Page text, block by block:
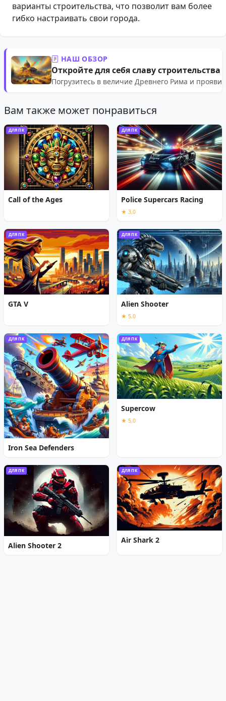
варианты строительства, что позволит вам более
гибко настраивать свои города.
НАШ ОБЗОР
Откройте для себя славу
Погрузитесь в величие Древнего Рима и
Вам также может понравиться
ДЛЯ ПК
Call of the Ages
ДЛЯ ПК
Police Supercars Racing
★ 3,0
ДЛЯ ПК
GTA V
ДЛЯ ПК
Alien Shooter
★ 5,0
ДЛЯ ПК
Iron Sea Defenders
ДЛЯ ПК
Supercow
★ 5,0
ДЛЯ ПК
Alien Shooter 2
ДЛЯ ПК
Air Shark 2